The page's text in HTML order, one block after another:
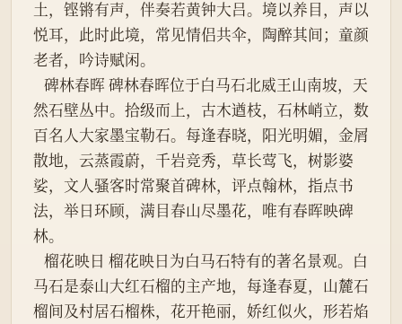
土，铿锵有声，伴奏若黄钟大吕。境以养目，声以
悦耳，此时此境，常见情侣共伞，陶醉其间；童颜
老者，吟诗赋闲。
然石壁丛中。拾级而上，古木遒枝，石林峭立，数
百名人大家墨宝勒石。每逢春晓，阳光明媚，金屑
散地，云蒸霞蔚，千岩竞秀，草长莺飞，树影婆
娑，文人骚客时常聚首碑林，评点翰林，指点书
法，举日环顾，满目春山尽墨花，唯有春晖映碑
林。
马石是泰山大红石榴的主产地，每逢春夏，山麓石
榴间及村居石榴株，花开艳丽，娇红似火，形若焰